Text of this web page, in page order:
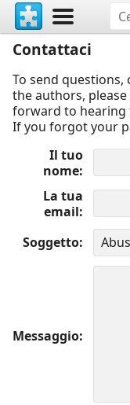
Contattaci
To send
the authors,
forward to hearing
If you forgot your
Il tuo
nome
La tua
email
Soggetto
Messaggio